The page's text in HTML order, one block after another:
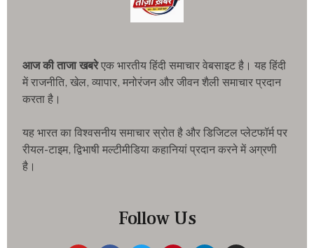
आज की ताजा खबरेएक भारतीय हिंदी समाचार वेबसाइट है। यह हिंदी
में राजनीति, खेल, व्यापार, मनोरंजन और जीवन शैली समाचार प्रदान
करता है।
यह भारत का विश्वसनीय समाचार स्रोत है और डिजिटल प्लेटफॉर्म पर
रीयल-टाइम, द्विभाषी मल्टीमीडिया कहानियां प्रदान करने में अग्रणी
है।
Follow Us